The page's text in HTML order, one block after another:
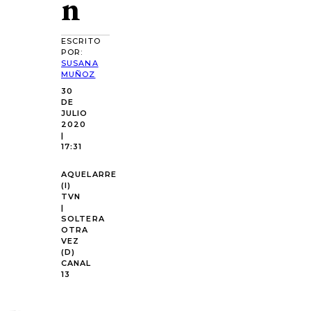
ESCRITO
POR:
SUSANA
MUÑOZ
30
DE
JULIO
2020
|
17:31
AQUELARRE
(I)
TVN
|
SOLTERA
OTRA
VEZ
(D)
CANAL
13